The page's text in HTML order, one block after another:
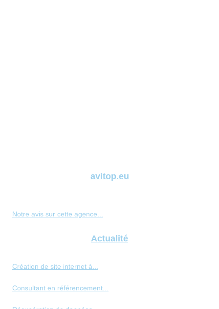
avitop.eu
Notre avis sur cette agence...
Actualité
Création de site internet à...
Consultant en référencement...